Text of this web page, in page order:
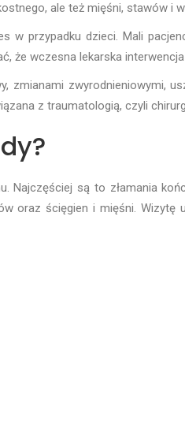
ale też mięśni, stawów i
w przypadku dzieci. Mali
że wczesna lekarska
zwyrodnieniowymi,
z traumatologią, czyli
są to złamania
oraz ścięgien i mięśni.